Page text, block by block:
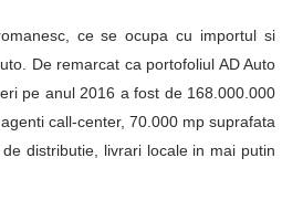
ce se ocupa cu importul si
De remarcat ca portofoliul AD Auto
pe anul 2016 a fost de 168.000.000
call-center, 70.000 mp suprafata
distributie, livrari locale in mai putin